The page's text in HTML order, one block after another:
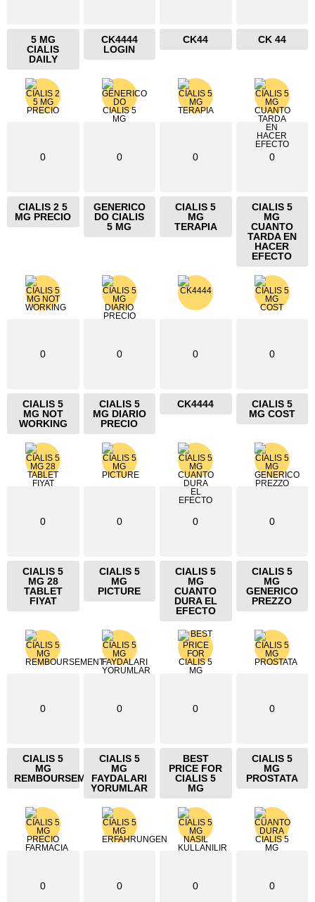
5 MG
CIALIS
DAILY
CK4444
LOGIN
CK44 CK 44
0
CIALIS 2 5
MG PRECIO
0
GENERICO
DO CIALIS
5 MG
0
CIALIS 5
MG
TERAPIA
0
CIALIS 5
MG
CUANTO
TARDA EN
HACER
EFECTO
0
CIALIS 5
MG NOT
WORKING
0
CIALIS 5
MG DIARIO
PRECIO
0
CK4444
0
CIALIS 5
MG COST
0
CIALIS 5
MG 28
TABLET
FIYAT
0
CIALIS 5
MG
PICTURE
0
CIALIS 5
MG
CUANTO
DURA EL
EFECTO
0
CIALIS 5
MG
GENERICO
PREZZO
0
CIALIS 5
MG
REMBOURSEMENT
0
CIALIS 5
MG
FAYDALARI
YORUMLAR
0
BEST
PRICE FOR
CIALIS 5
MG
0
CIALIS 5
MG
PROSTATA
0 0 0 0